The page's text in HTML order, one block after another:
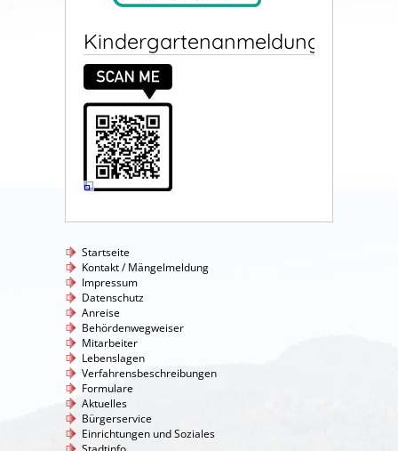
Kindergartenanmeldung
Startseite
Kontakt / Mängelmeldung
Impressum
Datenschutz
Anreise
Behördenwegweiser
Mitarbeiter
Lebenslagen
Verfahrensbeschreibungen
Formulare
Aktuelles
Bürgerservice
Einrichtungen und Soziales